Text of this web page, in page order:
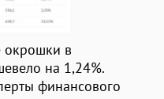
окрошки в
на 1,24%.
финансового